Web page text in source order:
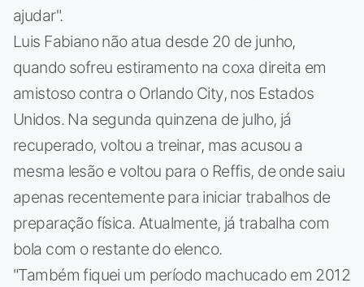
ajudar".
Luis Fabiano não atua desde 20 de junho,
quando sofreu estiramento na coxa direita em
amistoso contra o Orlando City, nos Estados
Unidos. Na segunda quinzena de julho, já
recuperado, voltou a treinar, mas acusou a
mesma lesão e voltou para o Reffis, de onde saiu
apenas recentemente para iniciar trabalhos de
preparação física. Atualmente, já trabalha com
bola com o restante do elenco.
"Também fiquei um período machucado em 2012